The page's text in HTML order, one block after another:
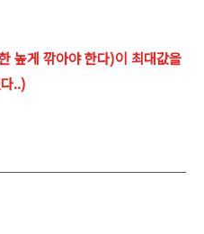
높게 깎아야 한다)이 최대값을
..)